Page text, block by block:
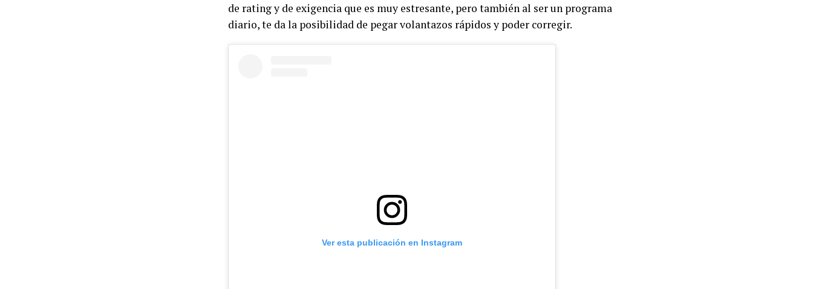
de rating y de exigencia que es muy estresante, pero también al ser un programa
diario, te da la posibilidad de pegar volantazos rápidos y poder corregir.
Ver esta publicación en Instagram